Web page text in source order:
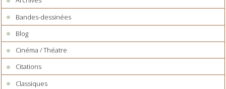
Bandes-dessinées
Blog
Cinéma / Théatre
Citations
Classiques